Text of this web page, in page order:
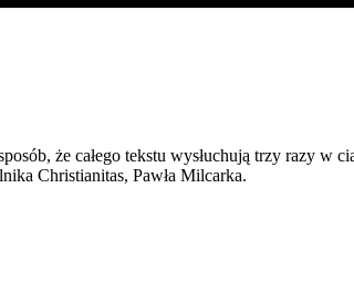
że całego tekstu wysłuchują trzy razy w
Christianitas, Pawła Milcarka.